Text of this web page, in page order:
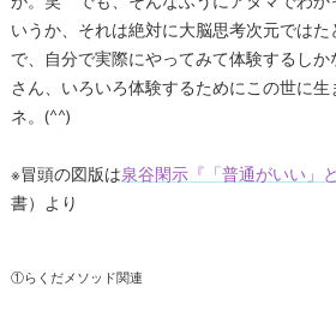
いうか、それは絶対に大脳思考次元では
で、自分で実際にやってみて体験するし
さん、いろいろ体験するためにこの世に
ネ。(^^)
※冒頭の図版は泉谷閑示『「普通がいい」
書）より
①らくだメソッド関連